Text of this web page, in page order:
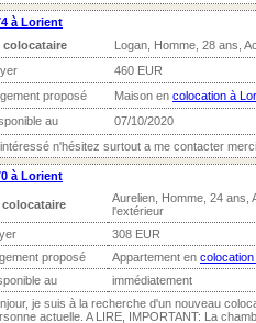
à Lorient
colocataire
Logan, Homme, 28 ans,
460 EUR
proposé
Maison en colocation à
au
07/10/2020
n'hésitez surtout a me contacter merci
à Lorient
colocataire
Aurelien, Homme, 24 ans,
l'extérieur
308 EUR
proposé
Appartement en
au
immédiatement
je suis à la recherche d'un nouveau
actuelle. A LIRE, IMPORTANT: La